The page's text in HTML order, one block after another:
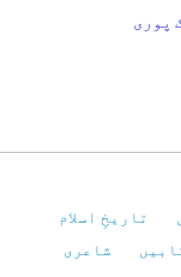
پوری
تاریخِ اسلام
شاعری